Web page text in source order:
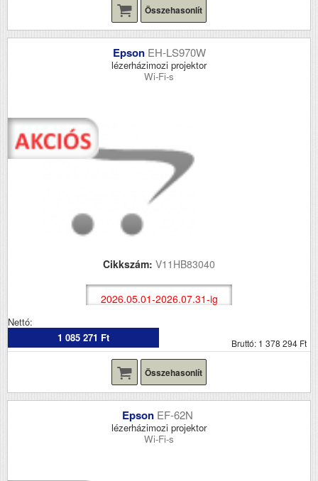
Összehasonlít
Epson EH-LS970W
lézerházimozi projektor
Wi-Fi-s
Cikkszám: V11HB83040
2026.05.01-2026.07.31-ig
Nettó:
1 085 271 Ft
Bruttó: 1 378 294 Ft
Összehasonlít
Epson EF-62N
lézerházimozi projektor
Wi-Fi-s